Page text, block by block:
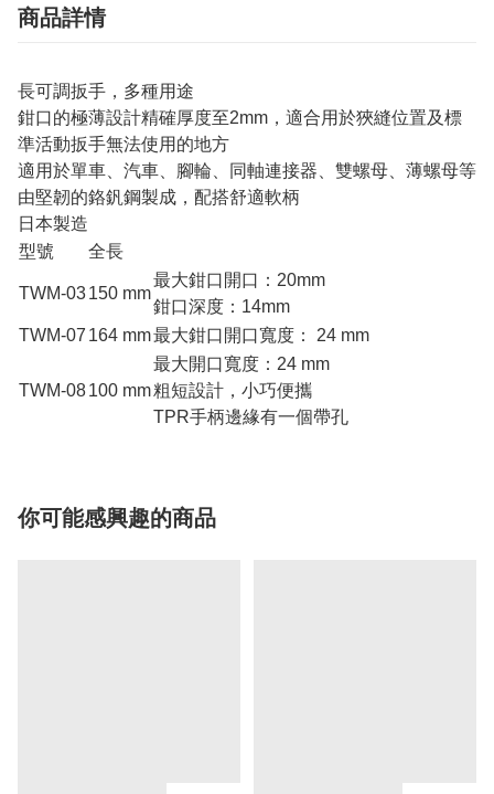
商品詳情
長可調扳手，多種用途
鉗口的極薄設計精確厚度至2mm，適合用於狹縫位置及標
準活動扳手無法使用的地方
適用於單車、汽車、腳輪、同軸連接器、雙螺母、薄螺母等
由堅韌的鉻釩鋼製成，配搭舒適軟柄
日本製造
型號
全長
TWM-03150 mm
最大鉗口開口：20mm
鉗口深度：14mm
TWM-07 164 mm最大鉗口開口寬度： 24 mm
TWM-08100 mm
最大開口寬度：24 mm
粗短設計，小巧便攜
TPR手柄邊緣有一個帶孔
你可能感興趣的商品